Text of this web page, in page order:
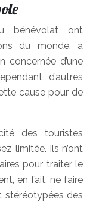
bénévolat ont
du monde, à
concernée d’une
d’autres
cause pour de
des touristes
limitée. Ils n’ont
pour traiter le
en fait, ne faire
stéréotypées des